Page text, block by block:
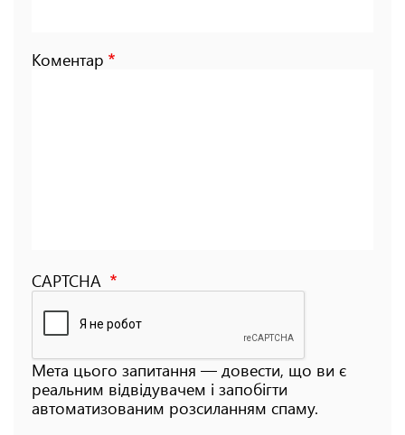
Коментар
CAPTCHA
Мета цього запитання — довести, що ви є
реальним відвідувачем і запобігти
автоматизованим розсиланням спаму.